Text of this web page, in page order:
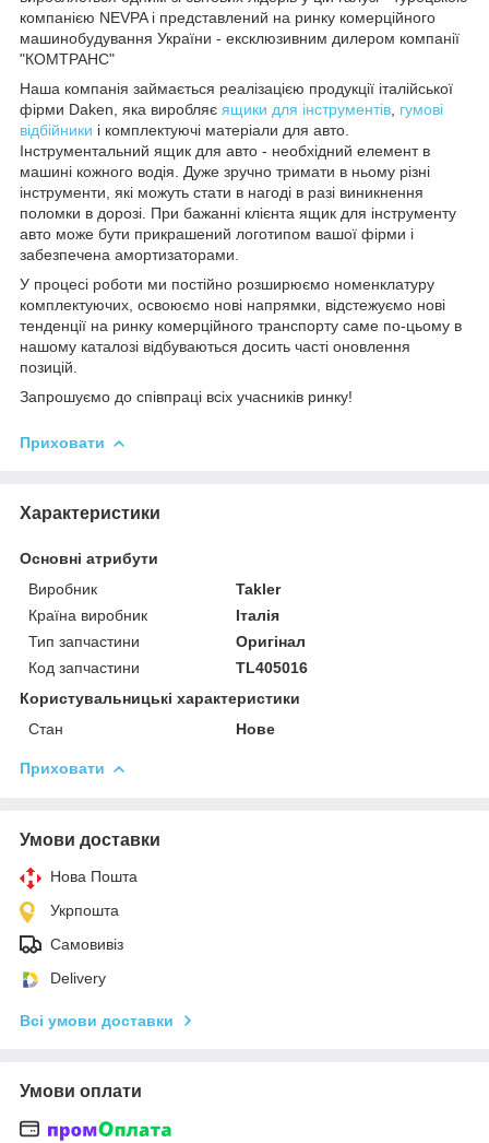
компанією NEVPA і представлений на ринку комерційного
машинобудування України - ексклюзивним дилером компанії
"КОМТРАНС"
Наша компанія займається реалізацією продукції італійської
фірми Daken, яка виробляє ящики для інструментів гумові
відбійники і комплектуючі матеріали для авто.
Інструментальний ящик для авто - необхідний елемент в
машині кожного водія. Дуже зручно тримати в ньому різні
інструменти, які можуть стати в нагоді в разі виникнення
поломки в дорозі. При бажанні клієнта ящик для інструменту
авто може бути прикрашений логотипом вашої фірми і
забезпечена амортизаторами.
У процесі роботи ми постійно розширюємо номенклатуру
комплектуючих, освоюємо нові напрямки, відстежуємо нові
тенденції на ринку комерційного транспорту саме по-цьому в
нашому каталозі відбуваються досить часті оновлення
позицій.
Запрошуємо до співпраці всіх учасників ринку!
Приховати
Характеристики
Основні атрибути
Виробник
Takler
Країна виробник
Італія
Тип запчастини
Оригінал
Код запчастини
ТL405016
Користувальницькі характеристики
Стан
Нове
Приховати
Умови доставки
Нова Пошта
Укрпошта
Самовивіз
Delivery
Всі умови доставки
Умови оплати